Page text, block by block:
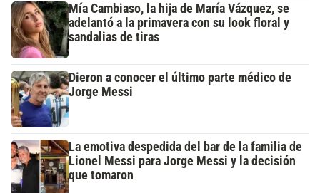
Mía Cambiaso, la hija de María Vázquez, se
adelantó a la primavera con su look floral y
sandalias de tiras
Dieron a conocer el último parte médico de
Jorge Messi
La emotiva despedida del bar de la familia de
Lionel Messi para Jorge Messi y la decisión
que tomaron